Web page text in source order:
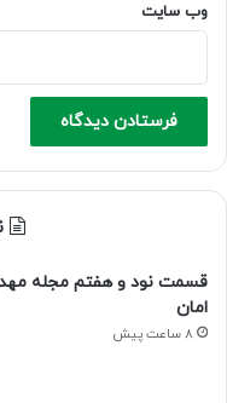
وب‌ سایت
قسمت نود و هفتم مجله
امان
8 ساعت پیش